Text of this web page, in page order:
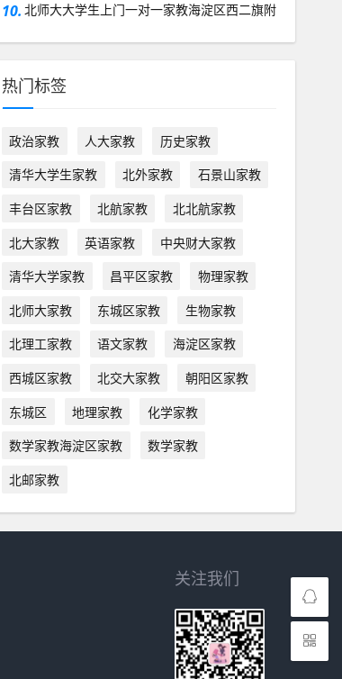
10. 北师大大学生上门一对一家教海淀区西二旗附
热门标签
政治家教 人大家教
历史家教
清华大学生家教
北外家教
石景山家教
丰台区家教
北航家教
北北航家教
北大家教
英语家教
中央财大家教
清华大学家教
昌平区家教
物理家教
北师大家教
东城区家教
生物家教
北理工家教
语文家教
海淀区家教
西城区家教
北交大家教
朝阳区家教
东城区
地理家教
化学家教
数学家教海淀区家教
数学家教
北邮家教
关注我们